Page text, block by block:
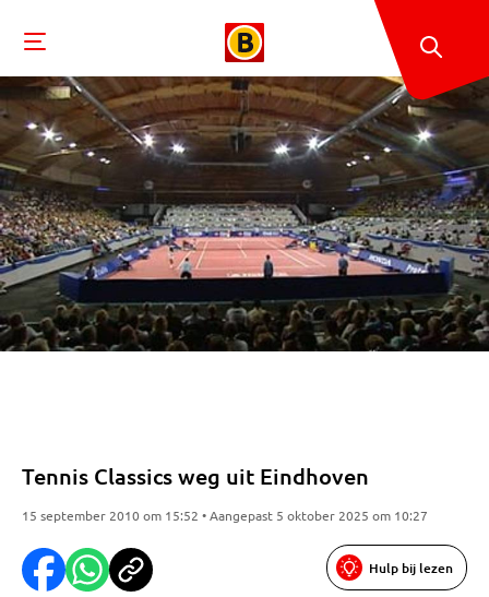
Tennis Classics weg uit Eindhoven
15 september 2010 om 15:52 • Aangepast 5 oktober 2025 om 10:27
Hulp bij lezen